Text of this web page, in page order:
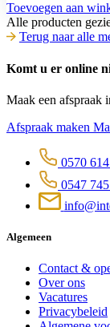
Toevoegen aan
Alle producten
Terug naar alle
Komt u er online
Maak een afspraak
Afspraak maken
0570
0547
Algemeen
Contact &
Over ons
Vacatures
Privacybeleid